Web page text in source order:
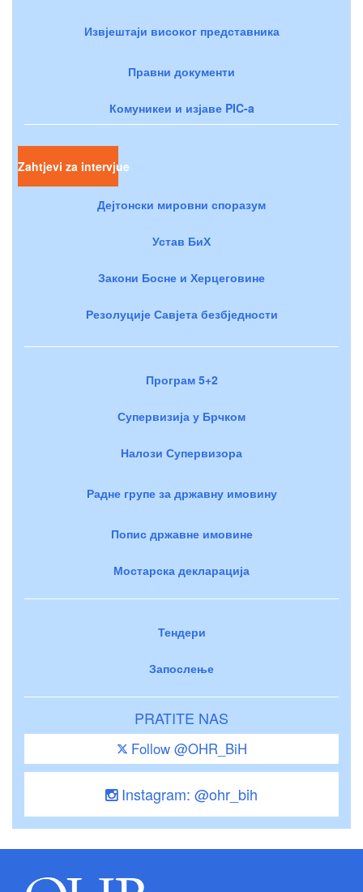
Извјештаји високог представника
Правни документи
Комуникеи и изјаве PIC-a
Zahtjevi za intervjue
Дејтонски мировни споразум
Устав БиХ
Закони Босне и Херцеговине
Резолуције Савјета безбједности
Програм 5+2
Супервизија у Брчком
Налози Супервизора
Радне групе за државну имовину
Попис државне имовине
Мостарска декларација
Тендери
Запослење
PRATITE NAS
Follow @OHR_BiH
Instagram: @ohr_bih